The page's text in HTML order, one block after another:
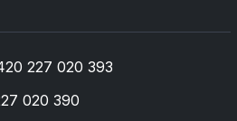
227 020 393
020 390